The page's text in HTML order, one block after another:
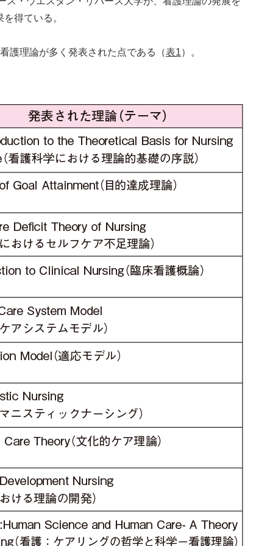
得ている。
護理論が多く発表された点である（表1）。